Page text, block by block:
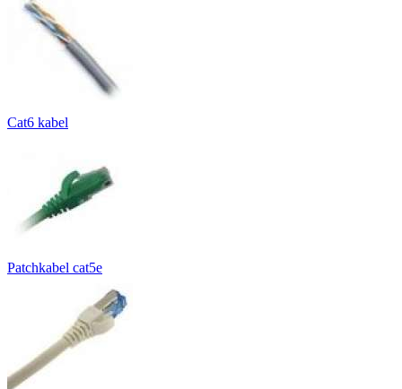
Cat6 kabel
Patchkabel cat5e